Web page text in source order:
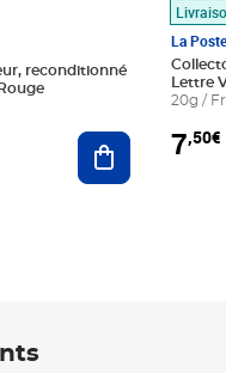
reconditionné
Ajouter au
La Poste
Lettre
20g /
7,50€